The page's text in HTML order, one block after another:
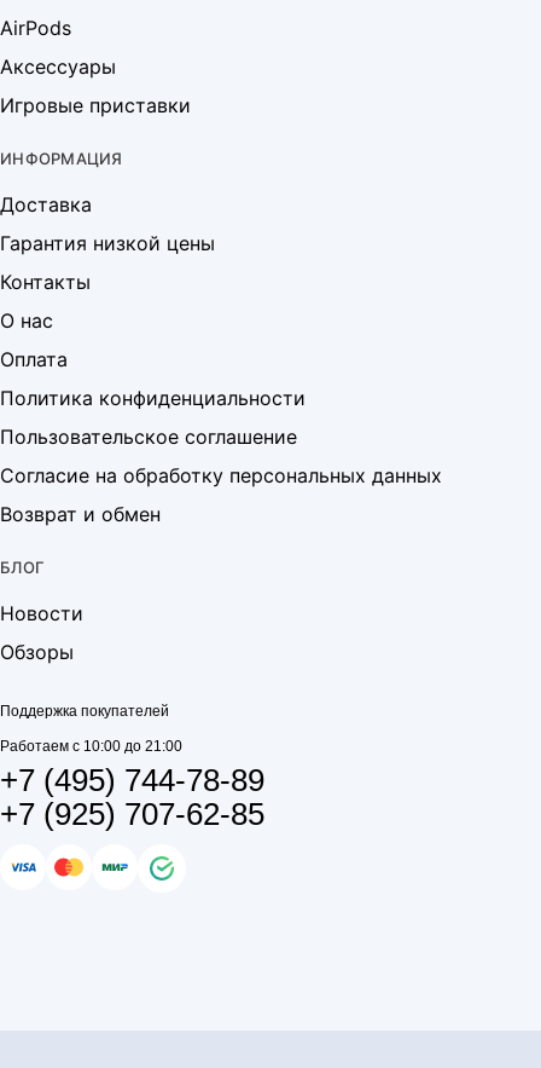
AirPods
Аксессуары
Игровые приставки
ИНФОРМАЦИЯ
Доставка
Гарантия низкой цены
Контакты
О нас
Оплата
Политика конфиденциальности
Пользовательское соглашение
Согласие на обработку персональных данных
Возврат и обмен
БЛОГ
Новости
Обзоры
Поддержка покупателей
Работаем с 10:00 до 21:00
+7 (495) 744-78-89
+7 (925) 707-62-85